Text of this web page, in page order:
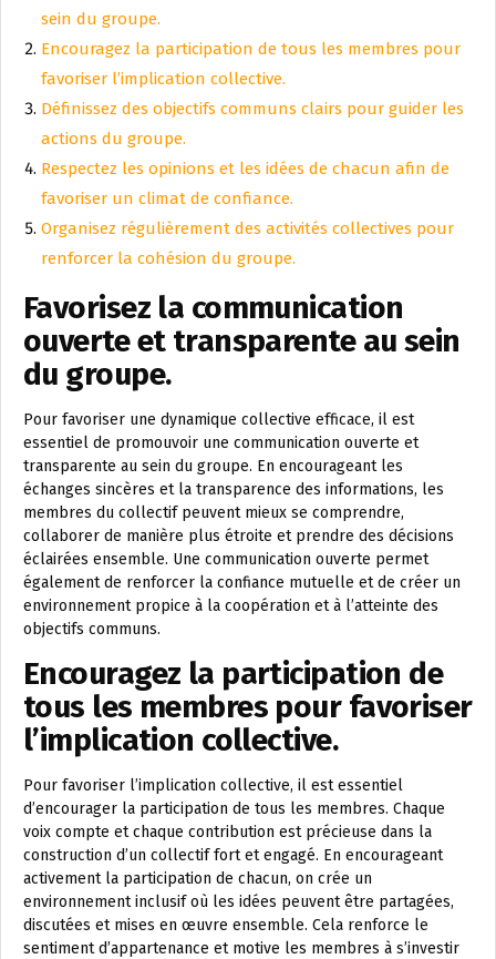
sein du groupe.
Encouragez la participation de tous les membres pour
favoriser l’implication collective.
Définissez des objectifs communs clairs pour guider les
actions du groupe.
Respectez les opinions et les idées de chacun afin de
favoriser un climat de confiance.
Organisez régulièrement des activités collectives pour
renforcer la cohésion du groupe.
Favorisez la communication
ouverte et transparente au sein
du groupe.
Pour favoriser une dynamique collective efficace, il est
essentiel de promouvoir une communication ouverte et
transparente au sein du groupe. En encourageant les
échanges sincères et la transparence des informations, les
membres du collectif peuvent mieux se comprendre,
collaborer de manière plus étroite et prendre des décisions
éclairées ensemble. Une communication ouverte permet
également de renforcer la confiance mutuelle et de créer un
environnement propice à la coopération et à l’atteinte des
objectifs communs.
Encouragez la participation de
tous les membres pour favoriser
l’implication collective.
Pour favoriser l’implication collective, il est essentiel
d’encourager la participation de tous les membres. Chaque
voix compte et chaque contribution est précieuse dans la
construction d’un collectif fort et engagé. En encourageant
activement la participation de chacun, on crée un
environnement inclusif où les idées peuvent être partagées,
discutées et mises en œuvre ensemble. Cela renforce le
sentiment d’appartenance et motive les membres à s’investir